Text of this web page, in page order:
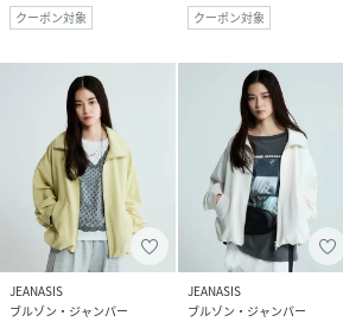
クーポン対象
クーポン対象
JEANASIS
ブルゾン・ジャンパー
JEANASIS
ブルゾン・ジャンパー